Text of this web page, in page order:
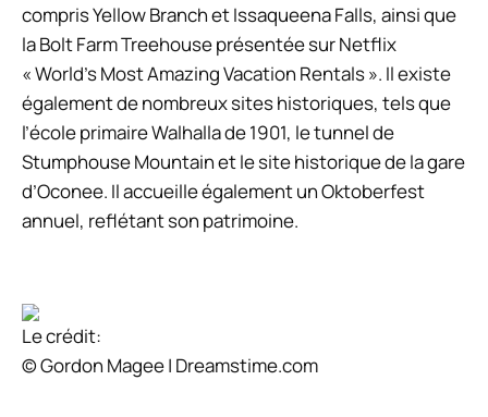
compris Yellow Branch et Issaqueena Falls, ainsi que
la Bolt Farm Treehouse présentée sur Netflix
« World’s Most Amazing Vacation Rentals ». Il existe
également de nombreux sites historiques, tels que
l’école primaire Walhalla de 1901, le tunnel de
Stumphouse Mountain et le site historique de la gare
d’Oconee. Il accueille également un Oktoberfest
annuel, reflétant son patrimoine.
Le crédit:
© Gordon Magee | Dreamstime.com